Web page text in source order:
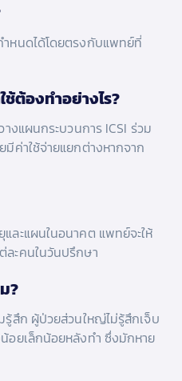
ำหนดได้โดยตรงกับแพทย์ที่
ต้องทำอย่างไร?
งแผนกระบวนการ ICSI ร่วม
มีค่าใช้จ่ายแยกต่างหากจาก
ละแผนในอนาคต แพทย์จะให้
ละคนในวันปรึกษา
?
รู้สึก ผู้ป่วยส่วนใหญ่ไม่รู้สึกเจ็บ
อยเล็กน้อยหลังทำ ซึ่งมักหาย